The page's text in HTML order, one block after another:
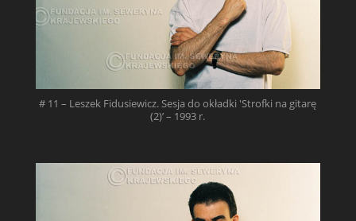
# 11 – Leszek Fidusiewicz. Sesja do okładki 'Strofki na gitarę
(2)’ – 1993 r.